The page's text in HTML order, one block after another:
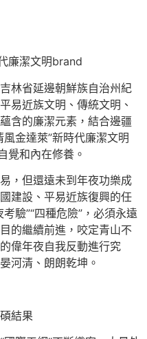
廉潔文明brand
林省延邊朝鮮族自治州紀
易近族文明、傳統文明、
含的廉潔元素，結合邊疆
金達萊”新時代廉潔文明
覺和內在修養。
，但還遠未到年夜功樂成
建設、平易近族復興的任
驗”“四種危險”，必須永遠
的繼續前進，咬定青山不
偉年夜自我反動進行究
河清、朗朗乾坤。
結果